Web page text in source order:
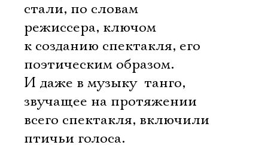
стали, по словам
режиссера, ключом
к созданию спектакля, его
поэтическим образом.
И даже в музыку  танго,
звучащее на протяжении
всего спектакля, включили
птичьи голоса.